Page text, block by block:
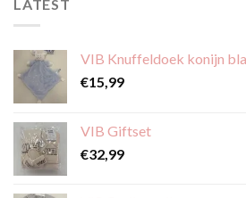
gekozen
worden
productpagina
LATEST
VIB Knuffeldoek konijn
€15,99
VIB Giftset
€32,99